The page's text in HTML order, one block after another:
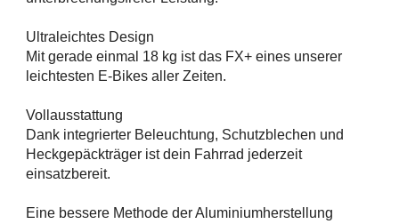
Ultraleichtes Design
Mit gerade einmal 18 kg ist das FX+ eines unserer
leichtesten E-Bikes aller Zeiten.
Vollausstattung
Dank integrierter Beleuchtung, Schutzblechen und
Heckgepäckträger ist dein Fahrrad jederzeit
einsatzbereit.
Eine bessere Methode der Aluminiumherstellung